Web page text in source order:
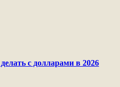
с долларами в 2026